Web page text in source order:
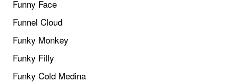
Funny Face
Funnel Cloud
Funky Monkey
Funky Filly
Funky Cold Medina